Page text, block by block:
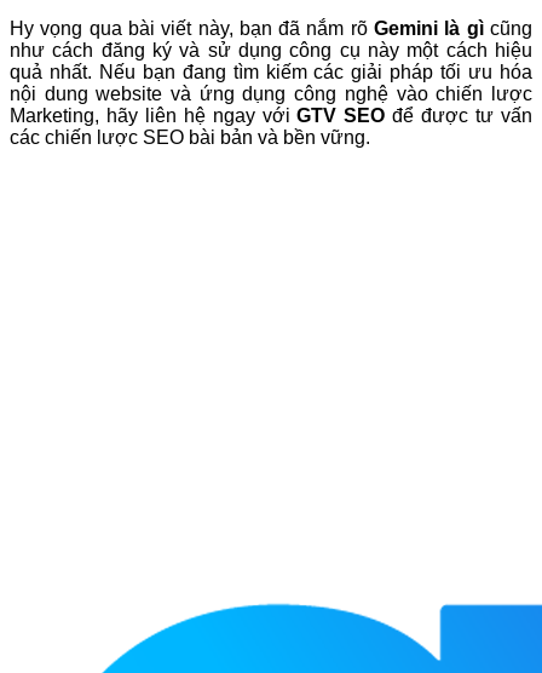
Hy vọng qua bài viết này, bạn đã nắm rõGemini là gìcũng
như cách đăng ký và sử dụng công cụ này một cách hiệu
quả nhất. Nếu bạn đang tìm kiếm các giải pháp tối ưu hóa
nội dung website và ứng dụng công nghệ vào chiến lược
Marketing, hãy liên hệ ngay vớiGTV SEO để được tư vấn
các chiến lược SEO bài bản và bền vững.